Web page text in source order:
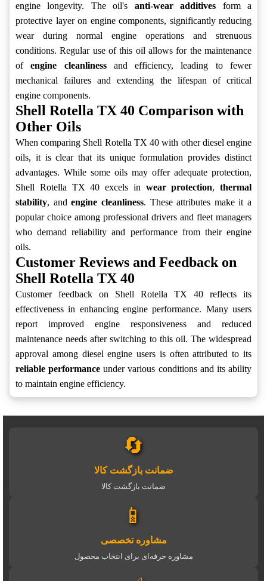
engine longevity. The oil's anti-wear additives form a
protective layer on engine components, significantly reducing
wear during normal engine operations and strenuous
conditions. Regular use of this oil allows for the maintenance
ofengine cleanlinessand efficiency, leading to fewer
mechanical failures and extending the lifespan of critical
engine components.
Shell Rotella TX 40 Comparison with
Other Oils
When comparing Shell Rotella TX 40 with other diesel engine
oils, it is clear that its unique formulation provides distinct
advantages. While some oils may offer adequate protection,
Shell Rotella TX 40 excels in wear protection, thermal
stability, andengine cleanliness. These attributes make it a
popular choice among professional drivers and fleet managers
who demand reliability and performance from their engine
oils.
Customer Reviews and Feedback on
Shell Rotella TX 40
Customer feedback on Shell Rotella TX 40 reflects its
effectiveness in enhancing engine performance. Many users
report improved engine responsiveness and reduced
maintenance needs after switching to this oil. The widespread
approval among diesel engine users is often attributed to its
reliable performance under various conditions and its ability
to maintain engine efficiency.
🔄
ضمانت بازگشت کالا
ضمانت بازگشت کالا
📱
مشاوره تخصصی
مشاوره حرفه‌ای برای انتخاب محصول